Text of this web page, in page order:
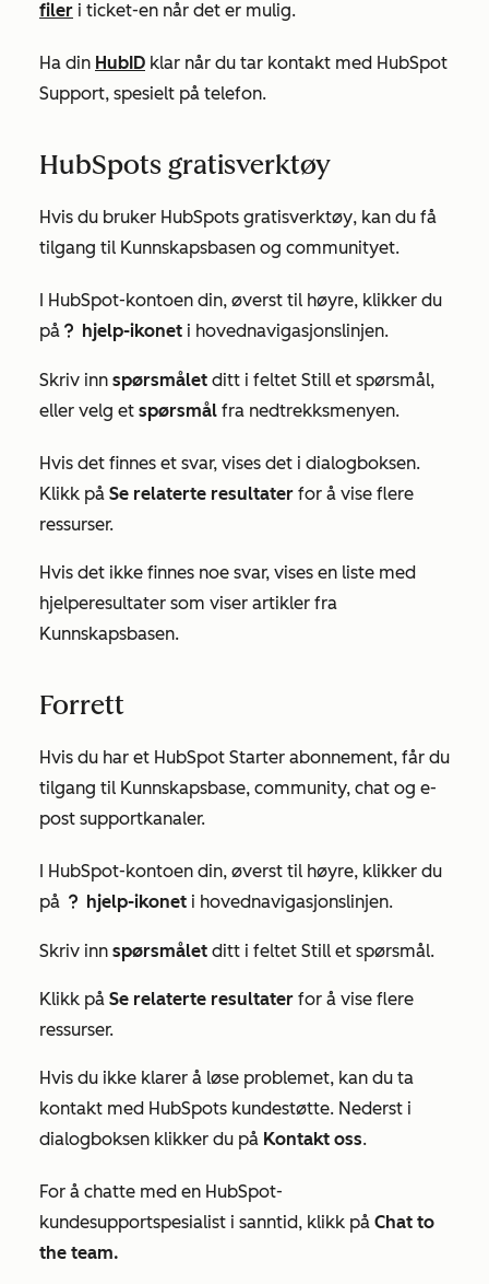
filer i ticket-en når det er mulig.
Ha din HubID klar når du tar kontakt med HubSpot
Support, spesielt på telefon.
HubSpots gratisverktøy
Hvis du bruker HubSpots gratisverktøy, kan du få
tilgang til Kunnskapsbasen og communityet.
I HubSpot-kontoen din, øverst til høyre, klikker du
på questioncircleIcon help hjelp-ikonet i hovednavigasjonslinjen.
Skriv inn spørsmålet ditt i feltet Still et spørsmål,
eller velg et spørsmål fra nedtrekksmenyen.
Hvis det finnes et svar, vises det i dialogboksen.
Klikk på Se relaterte resultater for å vise flere
ressurser.
Hvis det ikke finnes noe svar, vises en liste med
hjelperesultater som viser artikler fra
Kunnskapsbasen.
Forrett
Hvis du har et HubSpot Starter abonnement, får du
tilgang til Kunnskapsbase, community, chat og e-
post supportkanaler.
I HubSpot-kontoen din, øverst til høyre, klikker du
på question hjelp-ikonet i hovednavigasjonslinjen.
Skriv inn spørsmålet ditt i feltet Still et spørsmål.
Klikk på Se relaterte resultater for å vise flere
ressurser.
Hvis du ikke klarer å løse problemet, kan du ta
kontakt med HubSpots kundestøtte. Nederst i
dialogboksen klikker du på Kontakt oss.
For å chatte med en HubSpot-
kundesupportspesialist i sanntid, klikk på Chat to
the team.